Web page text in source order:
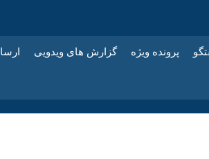
پرونده ویژه گزارش های ویدویی